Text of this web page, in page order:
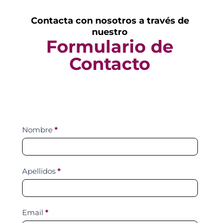
Contacta con nosotros a través de
nuestro
Formulario de
Contacto
Contact
Us
Nombre *
Apellidos *
Email *